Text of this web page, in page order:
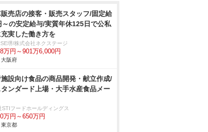
販売店の接客・販売スタッフ/固定給
～の安定給与/実質年休125日で公私
充実した働き方を
堺/株式会社ネクステージ
万円～901万6,000円
阪府
設向け食品の商品開発・献立作成/
ンダード上場・大手水産食品メー
STIフードホールディングス
万円～650万円
京都